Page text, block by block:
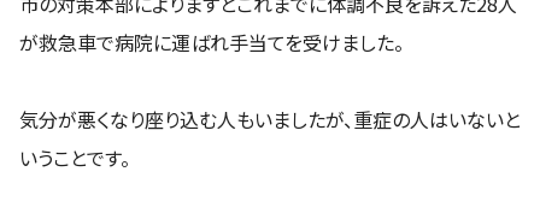
が救急車で病院に運ばれ手当てを受けました。
気分が悪くなり座り込む人もいましたが、重症の人はいないと
いうことです。